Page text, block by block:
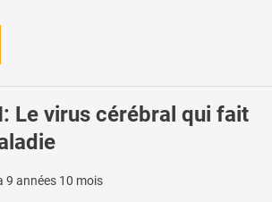
Le virus cérébral qui fait
9 années 10 mois